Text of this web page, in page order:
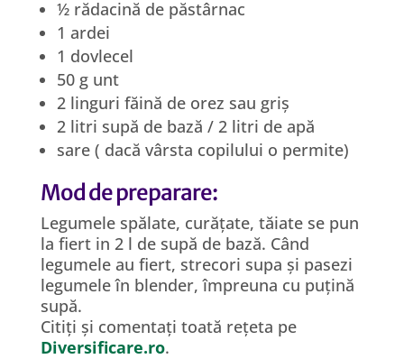
½ rădacină de păstârnac
1 ardei
1 dovlecel
50 g unt
2 linguri făină de orez sau griș
2 litri supă de bază / 2 litri de apă
sare ( dacă vârsta copilului o permite)
Mod de preparare:
Legumele spălate, curățate, tăiate se pun
la fiert in 2 l de supă de bază. Când
legumele au fiert, strecori supa și pasezi
legumele în blender, împreuna cu puțină
supă.
Citiți și comentați toată rețeta pe
Diversificare.ro.